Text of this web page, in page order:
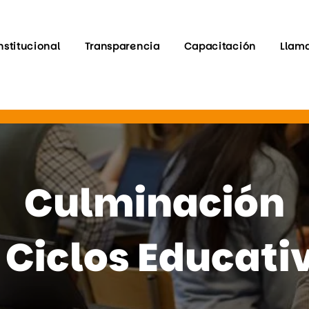
Transparencia Capacitación
Culminación